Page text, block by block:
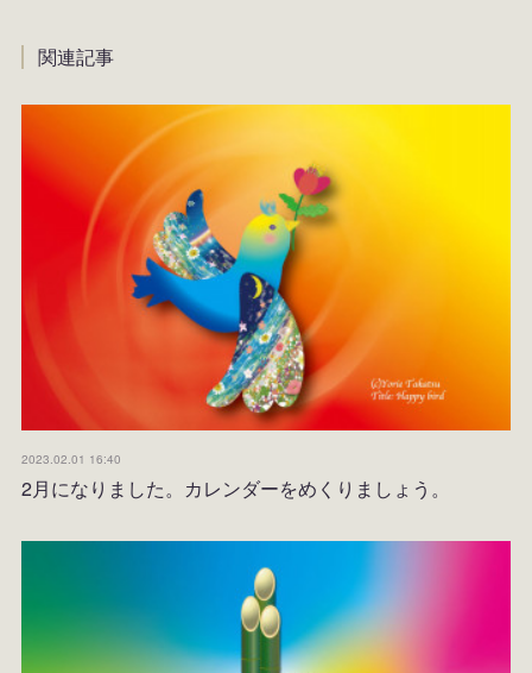
関連記事
2023.02.01 16:40
2月になりました。カレンダーをめくりましょう。